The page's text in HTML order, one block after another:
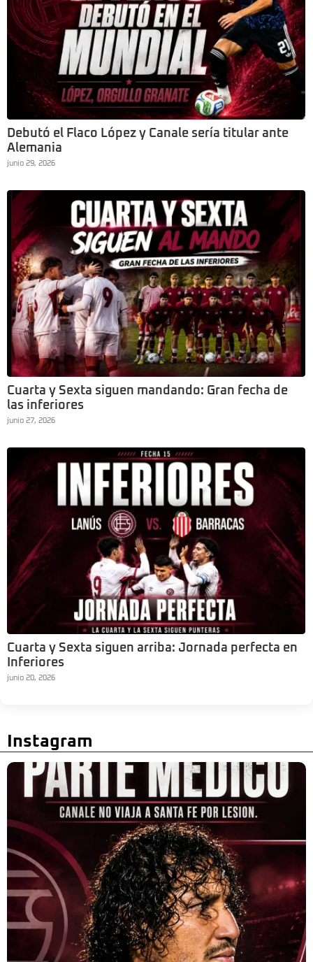
Debutó el Flaco López y Canale sería titular ante
Alemania
junio 29, 2026
Cuarta y Sexta siguen mandando: Gran fecha de
las inferiores
junio 27, 2026
Cuarta y Sexta siguen arriba: Jornada perfecta en
Inferiores
junio 20, 2026
Instagram